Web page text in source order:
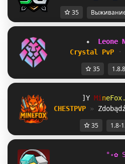
35
✦ Leone
Crystal PvP
᛫
35
Q^ Mi neFox.
CHESTPVP »
35 1.8-
°˖✿